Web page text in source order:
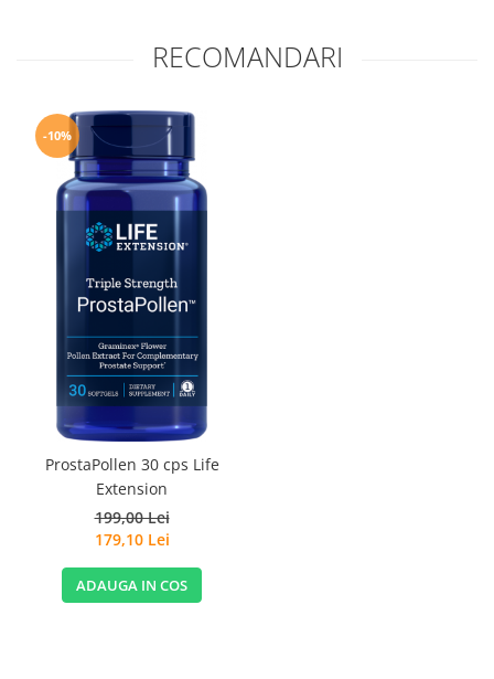
RECOMANDARI
-10%
ProstaPollen 30 cps Life
Extension
199,00 Lei
179,10 Lei
ADAUGA IN COS